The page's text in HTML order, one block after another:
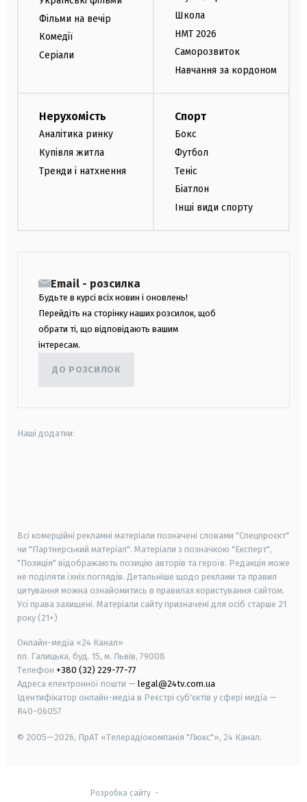
Фільми на вечір
Комедії
Серіали
Школа
НМТ 2026
Саморозвиток
Навчання за кордоном
Нерухомість
Аналітика ринку
Купівля житла
Тренди і натхнення
Спорт
Бокс
Футбол
Теніс
Біатлон
Інші види спорту
Email - розсилка
Будьте в курсі всіх новин і оновлень!
Перейдіть на сторінку наших розсилок, щоб
обрати ті, що відповідають вашим
інтересам.
ДО РОЗСИЛОК
Наші додатки:
Всі комерційні рекламні матеріали позначені словами "Спецпроєкт"
чи "Партнерський матеріал". Матеріали з позначкою "Експерт",
"Позиція" відображають позицію авторів та героїв. Редакція може
не поділяти їхніх поглядів. Детальніше щодо реклами та правил
цитування можна ознайомитись в правилах користування сайтом.
Усі права захищені. Матеріали сайту призначені для осіб старше 21
року (21+)
Онлайн-медіа «24 Канал»
пл. Галицька, буд. 15, м. Львів, 79008
Телефон +380 (32) 229-77-77
Адреса електронної пошти — legal@24tv.com.ua
Ідентифікатор онлайн-медіа в Реєстрі суб'єктів у сфері медіа —
R40-06057
© 2005—2026, ПрАТ «Телерадіокомпанія "Люкс"», 24 Канал.
Розробка сайту-